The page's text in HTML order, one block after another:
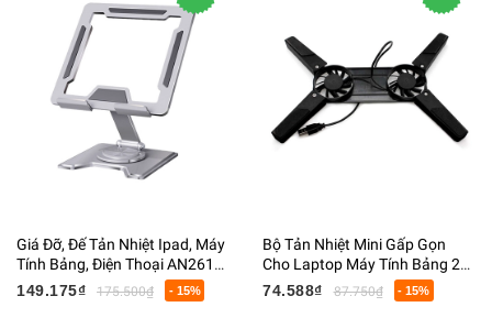
Giá Đỡ, Đế Tản Nhiệt Ipad, Máy
Tính Bảng, Điện Thoại AN261
Hợp Kim Nhôm Cao Cấp Xoay
149.175₫ 175.500₫ - 15%
Bộ Tản Nhiệt Mini Gấp Gọn
Cho Laptop Máy Tính Bảng 2
Quạt Cấp Nguồn Cáp USB
74.588₫ 87.750₫ - 15%